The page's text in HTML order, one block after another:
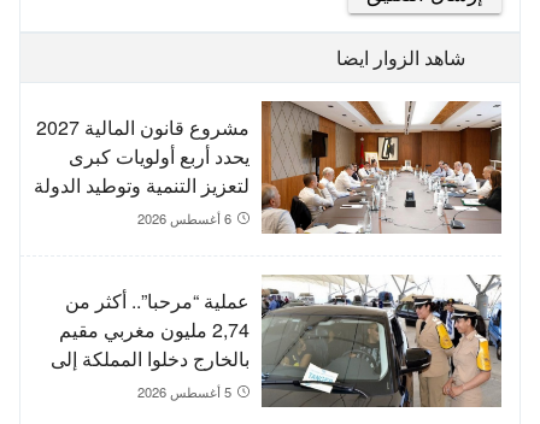
شاهد الزوار ايضا
مشروع قانون المالية 2027
يحدد أربع أولويات كبرى
لتعزيز التنمية وتوطيد الدولة
الاجتماعية
6 أغسطس 2026
عملية “مرحبا”.. أكثر من
2,74 مليون مغربي مقيم
بالخارج دخلوا المملكة إلى
غاية 3 غشت
5 أغسطس 2026